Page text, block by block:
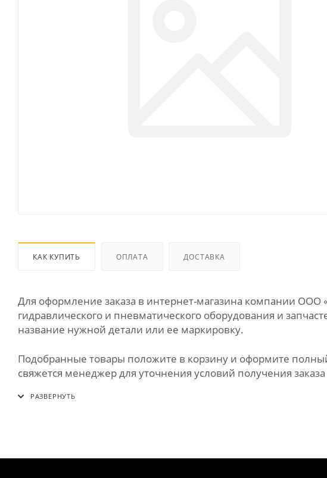
КАК КУПИТЬ ОПЛАТА ДОСТАВКА
Для оформление заказа в интернет-магазина компании
гидравлического и пневматического оборудования и
название нужной детали или ее маркировку.
Подобранные товары положите в корзину и оформите
свяжется менеджер для уточнения условий получения